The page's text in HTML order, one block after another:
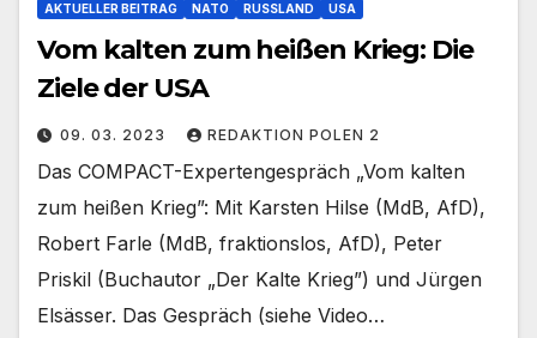
AKTUELLER BEITRAG NATO RUSSLAND USA
Vom kalten zum heißen Krieg: Die
Ziele der USA
09. 03. 2023 REDAKTION POLEN 2
Das COMPACT-Expertengespräch „Vom kalten
zum heißen Krieg”: Mit Karsten Hilse (MdB, AfD),
Robert Farle (MdB, fraktionslos, AfD), Peter
Priskil (Buchautor „Der Kalte Krieg”) und Jürgen
Elsässer. Das Gespräch (siehe Video…